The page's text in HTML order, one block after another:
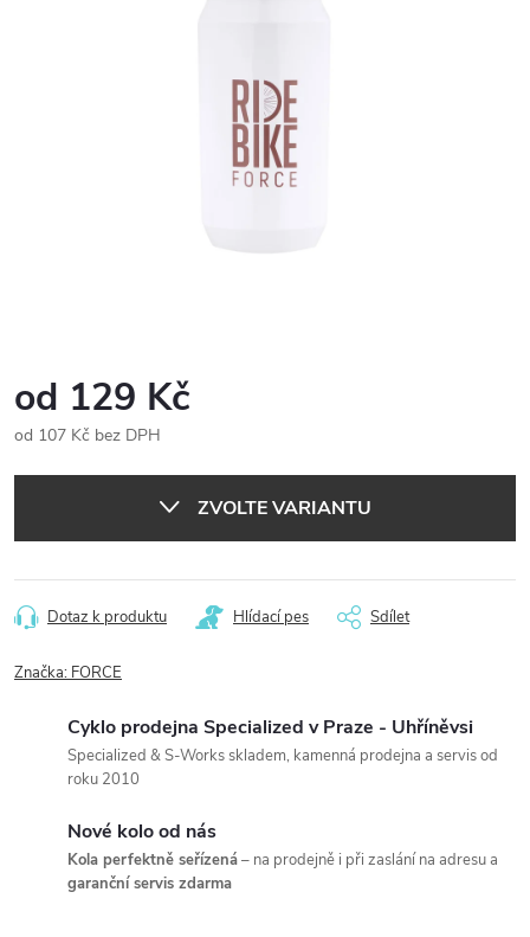
od 129 Kč
od 107 Kč bez DPH
ZVOLTE VARIANTU
Dotaz k produktu Hlídací pes Sdílet
Značka: FORCE
Cyklo prodejna Specialized v Praze - Uhříněvsi
Specialized & S-Works skladem, kamenná prodejna a servis od
roku 2010
Nové kolo od nás
Kola perfektně seřízená– na prodejně i při zaslání na adresu a
garanční servis zdarma